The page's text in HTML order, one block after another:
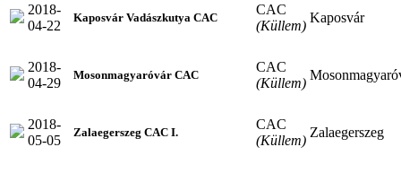
2018-
04-22
Kaposvár Vadászkutya CAC
CAC
(Küllem)
Kaposvár
2018-
04-29
Mosonmagyaróvár CAC
CAC
(Küllem)
2018-
05-05
Zalaegerszeg CAC I.
CAC
(Küllem)
Zalaegerszeg